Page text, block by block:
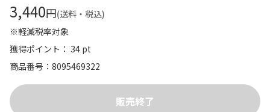
3,440円(送料・税込)
※軽減税率対象
獲得ポイント： 34 pt
商品番号
8095469322